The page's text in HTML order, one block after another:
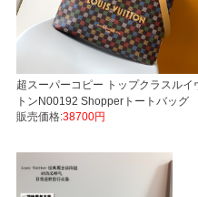
超スーパーコピー トップクラスルイ
トンN00192 Shopperトートバッグ
LVers Damier Ebeneバッグ代引き国
販売価格:38700円